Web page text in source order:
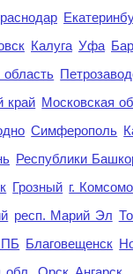
Калуга Уфа
область
край Московская
Симферополь
Республики
Грозный г.
респ. Марий Эл
Благовещенск